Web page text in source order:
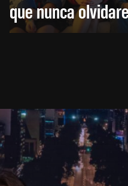
que nunca